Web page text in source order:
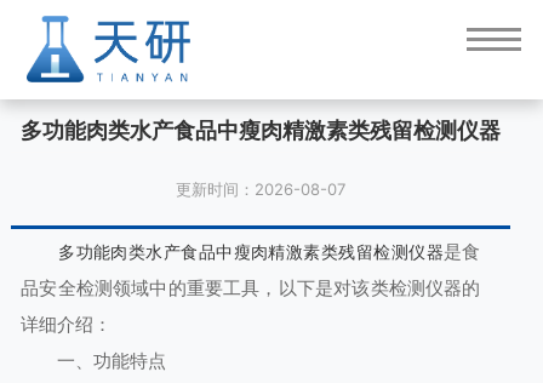
多功能肉类水产食品中瘦肉精激素类残留检测仪器
更新时间：2026-08-07
多功能肉类水产食品中瘦肉精激素类残留检测仪器是食
品安全检测领域中的重要工具，以下是对该类检测仪器的
详细介绍：
一、功能特点